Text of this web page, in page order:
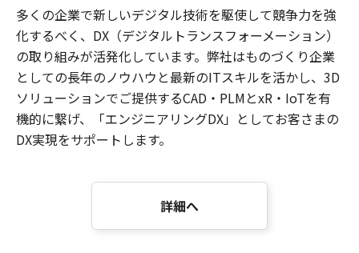
多くの企業で新しいデジタル技術を駆使して競争力を強
化するべく、DX（デジタルトランスフォーメーション）
の取り組みが活発化しています。弊社はものづくり企業
としての長年のノウハウと最新のITスキルを活かし、3D
ソリューションでご提供するCAD・PLMとxR・IoTを有
機的に繋げ、「エンジニアリングDX」としてお客さまの
DX実現をサポートします。
詳細へ